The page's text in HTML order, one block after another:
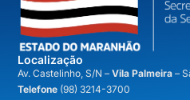
Localização
Av. Castelinho, S/N –Vila Palmeira–
Telefone (98) 3214-3700